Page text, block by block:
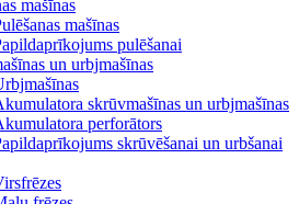
mašīnas
mašīnas
pulēšanai
un urbjmašīnas
skrūvmašīnas un urbjmašīnas
perforātors
skrūvēšanai un urbšanai